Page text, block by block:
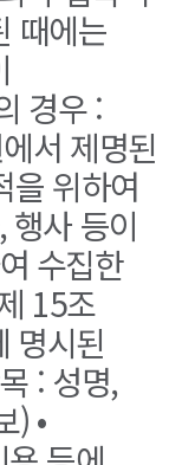
때에는
경우 :
서 제명된
을 위하여
행사 등이
수집한
15조
명시된
: 성명,
) •